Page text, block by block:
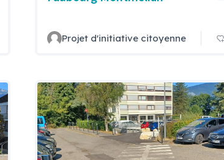
Projet d'initiative citoyenne